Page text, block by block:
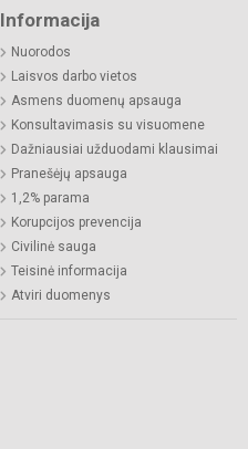
Informacija
Nuorodos
Laisvos darbo vietos
Asmens duomenų apsauga
Konsultavimasis su visuomene
Dažniausiai užduodami klausimai
Pranešėjų apsauga
1,2% parama
Korupcijos prevencija
Civilinė sauga
Teisinė informacija
Atviri duomenys